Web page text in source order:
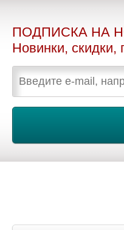
ПОДПИСКА НА
Новинки, скидки,